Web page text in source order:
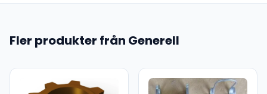
Fler produkter från Generell